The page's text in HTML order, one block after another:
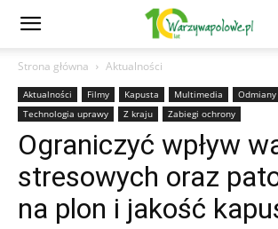
Strona główna Aktualności
Aktualności Filmy Kapusta Multimedia Odmiany
Technologia uprawy
Z kraju Zabiegi ochrony
Ograniczyć wpływ
stresowych oraz
na plon i jakość